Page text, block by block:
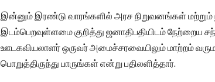
இன்னும் இரண்டு வாரங்களில் அரச நிறுவனங்கள் மற்றும்
இடம்பெறவுள்ளமை குறித்து ஜனாதிபதியிடம் நேற்றைய
ஊடகவியலாளர் ஒருவர் அமைச்சரவையிலும் மாற்றம்
பொறுத்திருந்து பாருங்கள் என்று பதிலளித்தார்.